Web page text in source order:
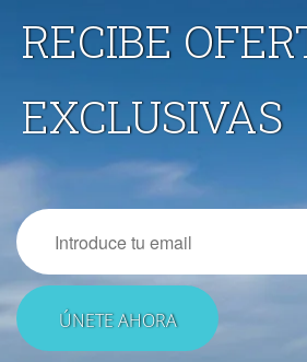
RECIBE
EXCLUSIVAS
Email